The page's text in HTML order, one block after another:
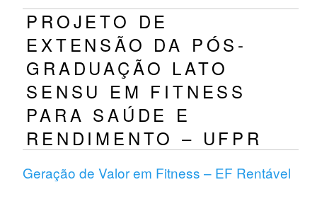
PROJETO DE
EXTENSÃO DA PÓS-
GRADUAÇÃO LATO
SENSU EM FITNESS
PARA SAÚDE E
RENDIMENTO – UFPR
Geração de Valor em Fitness – EF Rentável